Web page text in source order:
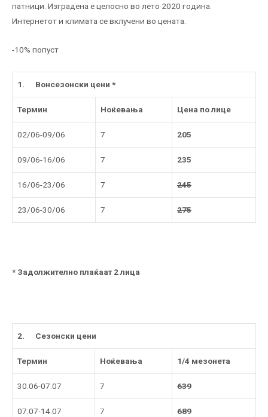
патници. Изградена е целосно во лето 2020 година.
Интернетот и климата се вклучени во цената.
-10% попуст
1. Вонсезонски цени *
Термин Ноќевања Цена по лице
02/06-09/06 7 205
09/06-16/06 7 235
16/06-23/06 7 245
23/06-30/06 7 275
* Задолжително плаќаат 2 лица
2. Сезонски цени
Термин Ноќевања 1/4 мезонета
30.06-07.07 7 639
07.07-14.07 7 689